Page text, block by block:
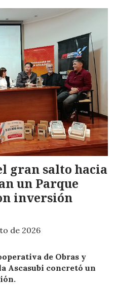
gran salto hacia
un Parque
inversión
de 2026
de Obras y
Ascasubi concretó un